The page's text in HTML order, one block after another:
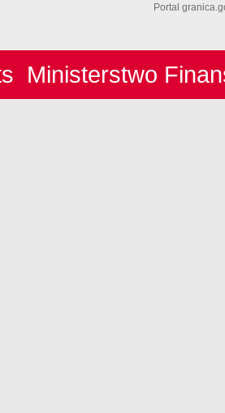
Portal
Ministerstwo